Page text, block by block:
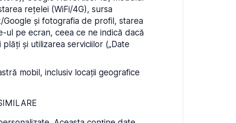
rețelei (WiFi/4G), sursa
și fotografia de profil, starea
ul pe ecran, ceea ce ne indică dacă
și utilizarea serviciilor („Date
mobil, inclusiv locații geografice